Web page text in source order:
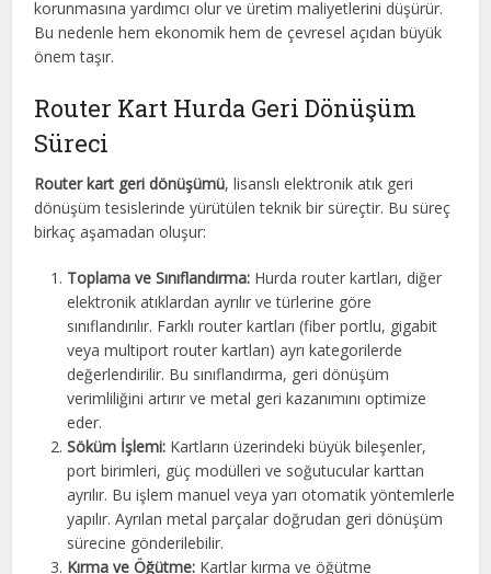
korunmasına yardımcı olur ve üretim maliyetlerini düşürür.
Bu nedenle hem ekonomik hem de çevresel açıdan büyük
önem taşır.
Router Kart Hurda Geri Dönüşüm
Süreci
Router kart geri dönüşümü, lisanslı elektronik atık geri
dönüşüm tesislerinde yürütülen teknik bir süreçtir. Bu süreç
birkaç aşamadan oluşur:
Toplama ve Sınıflandırma: Hurda router kartları, diğer
elektronik atıklardan ayrılır ve türlerine göre
sınıflandırılır. Farklı router kartları (fiber portlu, gigabit
veya multiport router kartları) ayrı kategorilerde
değerlendirilir. Bu sınıflandırma, geri dönüşüm
verimliliğini artırır ve metal geri kazanımını optimize
eder.
Söküm İşlemi: Kartların üzerindeki büyük bileşenler,
port birimleri, güç modülleri ve soğutucular karttan
ayrılır. Bu işlem manuel veya yarı otomatik yöntemlerle
yapılır. Ayrılan metal parçalar doğrudan geri dönüşüm
sürecine gönderilebilir.
Kırma ve Öğütme: Kartlar kırma ve öğütme